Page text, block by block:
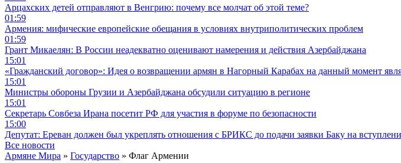
Арцахских детей отправляют в Венгрию: почему все молчат об этой теме?
01:59
Армения: мифические европейские обещания в условиях внутриполитических проблем
01:59
Грант Микаелян: В России неадекватно оценивают намерения и действия Азербайджана
15:01
«Гражданский договор»: Идея о возвращении армян в Нагорный Карабах на данный момент
15:01
Министры обороны Грузии и Азербайджана обсудили ситуацию в регионе
15:01
Секретарь Совбеза Ирана посетит РФ для участия в форуме по безопасности
15:00
Депутат: Ереван должен был укреплять отношения с БРИКС до подачи заявки Баку на
Все новости
Армяне Мира » Государство » Флаг Армении